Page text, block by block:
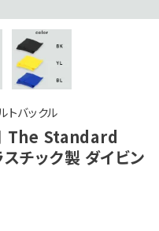
トバックル
The Standard
チック製 ダイビン